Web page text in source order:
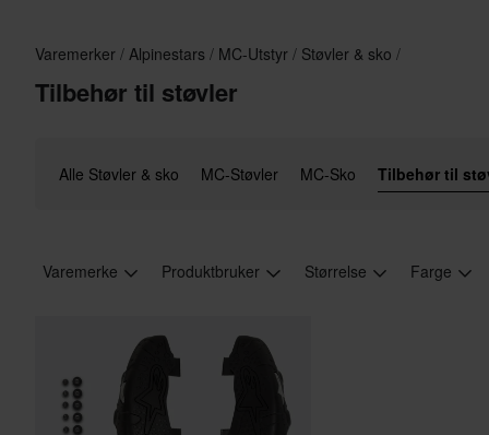
Varemerker Alpinestars MC-Utstyr Støvler & sko
Tilbehør til støvler
Alle Støvler & sko MC-Støvler MC-Sko Tilbehør til
Varemerke Produktbruker Størrelse Farge